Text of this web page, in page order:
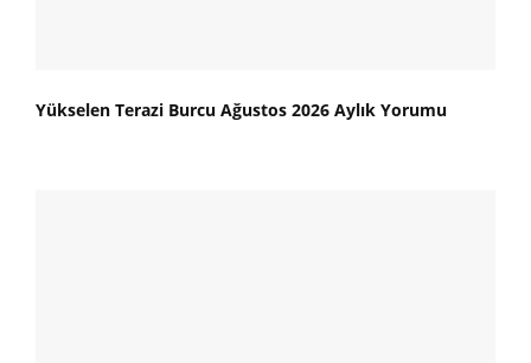
Yükselen Terazi Burcu Ağustos 2026 Aylık Yorumu